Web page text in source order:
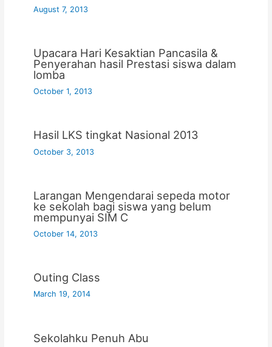
August 7, 2013
Upacara Hari Kesaktian Pancasila &
Penyerahan hasil Prestasi siswa dalam
lomba
October 1, 2013
Hasil LKS tingkat Nasional 2013
October 3, 2013
Larangan Mengendarai sepeda motor
ke sekolah bagi siswa yang belum
mempunyai SIM C
October 14, 2013
Outing Class
March 19, 2014
Sekolahku Penuh Abu